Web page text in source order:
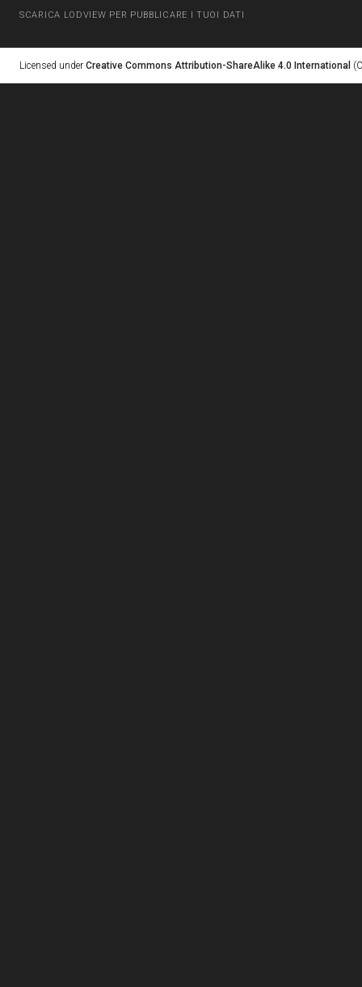
SCARICA LODVIEW PER PUBBLICARE I TUOI DATI
Licensed under Creative Commons Attribution-ShareAlike 4.0 International